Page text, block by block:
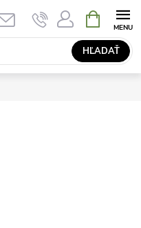
HĽADAŤ
KOŠÍK